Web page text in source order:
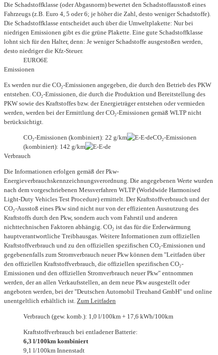
Die Schadstoffklasse (oder Abgasnorm) bewertet den Schadstoffausstoß eines
Fahrzeugs (z.B. Euro 4, 5 oder 6; je höher die Zahl, desto weniger Schadstoffe).
Die Schadstoffklasse entscheidet auch über die Umweltplakette: Nur bei
niedrigen Emissionen gibt es die grüne Plakette. Eine gute Schadstoffklasse
lohnt sich für den Halter, denn: Je weniger Schadstoffe ausgestoßen werden,
desto niedriger die Kfz-Steuer.
EURO6E
Emissionen
Es werden nur die CO₂-Emissionen angegeben, die durch den Betrieb des PKW
entstehen. CO₂-Emissionen, die durch die Produktion und Bereitstellung des
PKW sowie des Kraftstoffes bzw. der Energieträger entstehen oder vermieden
werden, werden bei der Ermittlung der CO₂-Emissionen gemäß WLTP nicht
berücksichtigt.
CO₂-Emissionen (kombiniert): 22 g/km
CO₂-Emissionen
(kombiniert): 142 g/km
Verbrauch
Die Informationen erfolgen gemäß der Pkw-
Energieverbrauchskennzeichnungsverordnung. Die angegebenen Werte wurden
nach dem vorgeschriebenen Messverfahren WLTP (Worldwide Harmonised
Light-Duty Vehicles Test Procedure) ermittelt. Der Kraftstoffverbrauch und der
CO₂-Ausstoß eines Pkw sind nicht nur von der effizienten Ausnutzung des
Kraftstoffs durch den Pkw, sondern auch vom Fahrstil und anderen
nichttechnischen Faktoren abhängig. CO₂ ist das für die Erderwärmung
hauptverantwortliche Treibhausgas. Weitere Informationen zum offiziellen
Kraftstoffverbrauch und zu den offiziellen spezifischen CO₂-Emissionen und
gegebenenfalls zum Stromverbrauch neuer Pkw können dem "Leitfaden über
den offiziellen Kraftstoffverbrauch, die offiziellen spezifischen CO₂-
Emissionen und den offiziellen Stromverbrauch neuer Pkw" entnommen
werden, der an allen Verkaufsstellen, an dem neue Pkw ausgestellt oder
angeboten werden, bei der "Deutschen Automobil Treuhand GmbH" und online
unentgeltlich erhältlich ist. Zum Leitfaden
Verbrauch (gew. komb.): 1,0 l/100km + 17,6 kWh/100km
Kraftstoffverbrauch bei entladener Batterie:
6,3 l/100km kombiniert
9,1 l/100km Innenstadt